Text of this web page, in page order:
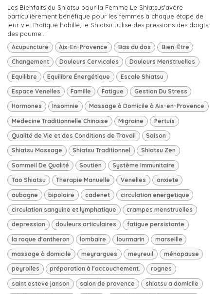
Les Bienfaits du Shiatsu pour la Femme Le Shiatsus'avère
particulièrement bénéfique pour les femmes à chaque étape de
leur vie. Pratiqué habillé, le Shiatsu utilise des pressions des doigts,
des paume...
Acupuncture Aix-En-Provence Bas du dos Bien-Être
Changement Douleurs Cervicales Douleurs Menstruelles
Equilibre Equilibre Énergétique Escale Shiatsu
Espace Venelles Famille Fatigue Gestion Du Stress
Hormones Insomnie Massage à Domicile à Aix-en-Provence
Medecine Traditionnelle Chinoise Migraine Pertuis
Qualité de Vie et des Conditions de Travail Saison
Shiatsu Massage Shiatsu Traditionnel Shiatsu Zen
Sommeil De Qualité Soutien Système Immunitaire
Tao Shiatsu Therapie Manuelle Venelles anxiete
aubagne bipolaire cadenet circulation energetique
circulation sanguine et lymphatique crampes menstruelles
depression douleurs articulaires fatigue persistante
la roque d'antheron lombaire lourmarin marseille
massage à domicile meyrargues meyreuil ménopause
peyrolles préparation à l'accouchement. rognes
saint esteve janson salon de provence shiatsu a domicile